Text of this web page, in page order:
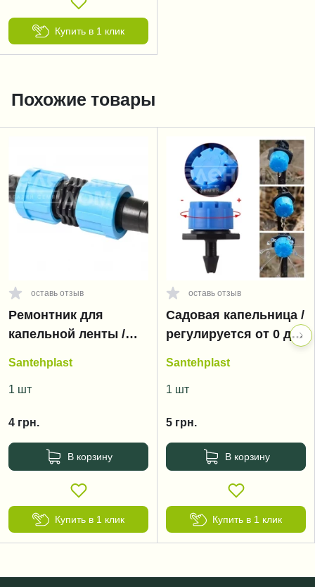
Купить в 1 клик
Похожие товары
оставь отзыв
Ремонтник для
капельной ленты /
Santehplast
1 шт
4 грн.
В корзину
Купить в 1 клик
оставь отзыв
Садовая капельница /
регулируется от 0 до
Santehplast
1 шт
5 грн.
В корзину
Купить в 1 клик